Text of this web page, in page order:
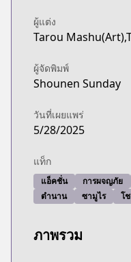
ผู้แต่ง
Tarou
ผู้จัดพิมพ์
Shounen Sunday
วันที่เผยแพร่
5/28/2025
แท็ก
แอ็คชั่น การผจญภัย
ตำนาน
ซามูไร โ
ภาพรวม